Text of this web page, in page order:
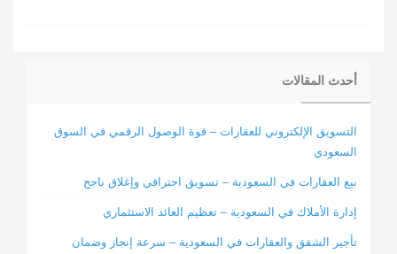
أحدث المقالات
التسويق الإلكتروني للعقارات – قوة الوصول الرقمي في السوق
السعودي
بيع العقارات في السعودية – تسويق احترافي وإغلاق ناجح
إدارة الأملاك في السعودية – تعظيم العائد الاستثماري
تأجير الشقق والعقارات في السعودية – سرعة إنجاز وضمان